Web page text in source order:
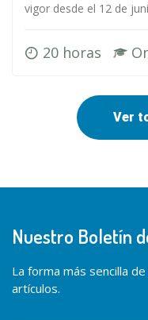
vigor desde el 12 de
20 horas
Ver
Nuestro Boletín
La forma más sencilla
artículos.